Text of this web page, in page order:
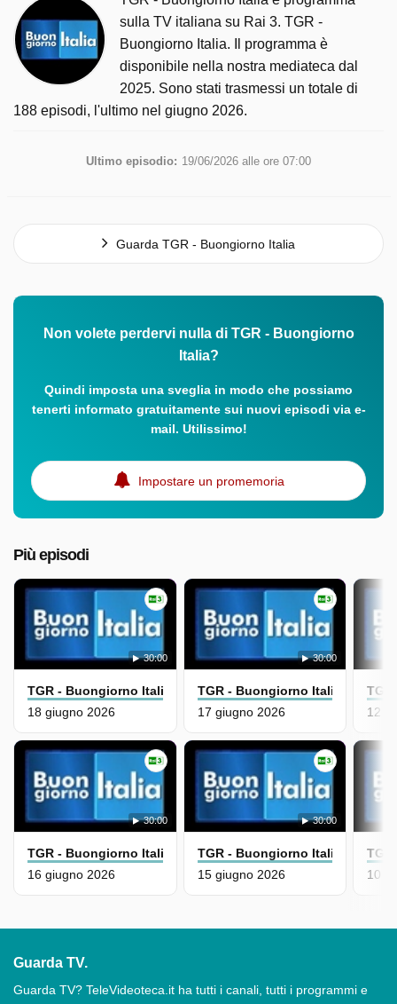
sulla TV italiana su Rai 3. TGR -
Buongiorno Italia. Il programma è
disponibile nella nostra mediateca dal
2025. Sono stati trasmessi un totale di
188 episodi, l'ultimo nel giugno 2026.
Ultimo episodio: 19/06/2026 alle ore 07:00
Guarda TGR - Buongiorno Italia
Non volete perdervi nulla di TGR - Buongiorno
Italia?
Quindi imposta una sveglia in modo che possiamo
tenerti informato gratuitamente sui nuovi episodi via e-
mail. Utilissimo!
Impostare un promemoria
Più episodi
30:00
TGR - Buongiorno Italia
18 giugno 2026
30:00
TGR - Buongiorno Italia
17 giugno 2026
30:00
TGR - Buongiorno Italia
16 giugno 2026
30:00
TGR - Buongiorno Italia
15 giugno 2026
12
10
Guarda TV.
Guarda TV? TeleVideoteca.it ha tutti i canali, tutti i programmi e